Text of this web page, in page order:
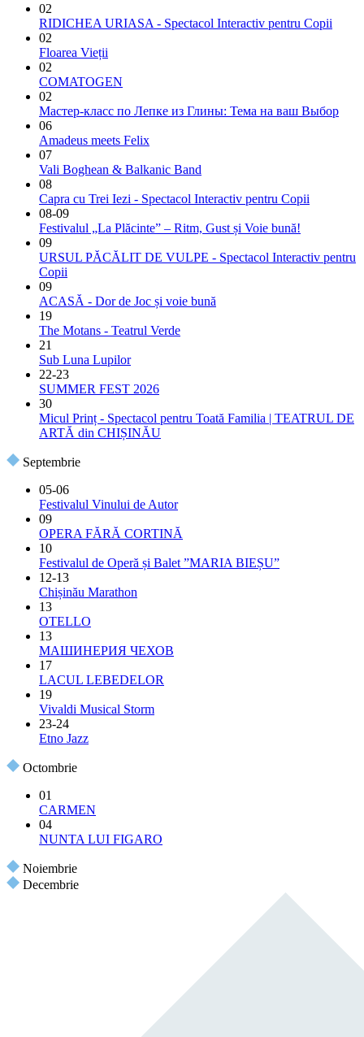
02
RIDICHEA URIASA - Spectacol Interactiv pentru Copii
02
Floarea Vieții
02
COMATOGEN
02
Мастер-класс по Лепке из Глины: Тема на ваш Выбор
06
Amadeus meets Felix
07
Vali Boghean & Balkanic Band
08
Capra cu Trei Iezi - Spectacol Interactiv pentru Copii
08-09
Festivalul „La Plăcinte” – Ritm, Gust și Voie bună!
09
URSUL PĂCĂLIT DE VULPE - Spectacol Interactiv pentru
Copii
09
ACASĂ - Dor de Joc și voie bună
19
The Motans - Teatrul Verde
21
Sub Luna Lupilor
22-23
SUMMER FEST 2026
30
Micul Prinț - Spectacol pentru Toată Familia | TEATRUL DE
ARTĂ din CHIȘINĂU
Septembrie
05-06
Festivalul Vinului de Autor
09
OPERA FĂRĂ CORTINĂ
10
Festivalul de Operă și Balet ”MARIA BIEȘU”
12-13
Chișinău Marathon
13
OTELLO
13
МАШИНЕРИЯ ЧЕХОВ
17
LACUL LEBEDELOR
19
Vivaldi Musical Storm
23-24
Etno Jazz
Octombrie
01
CARMEN
04
NUNTA LUI FIGARO
Noiembrie
Decembrie